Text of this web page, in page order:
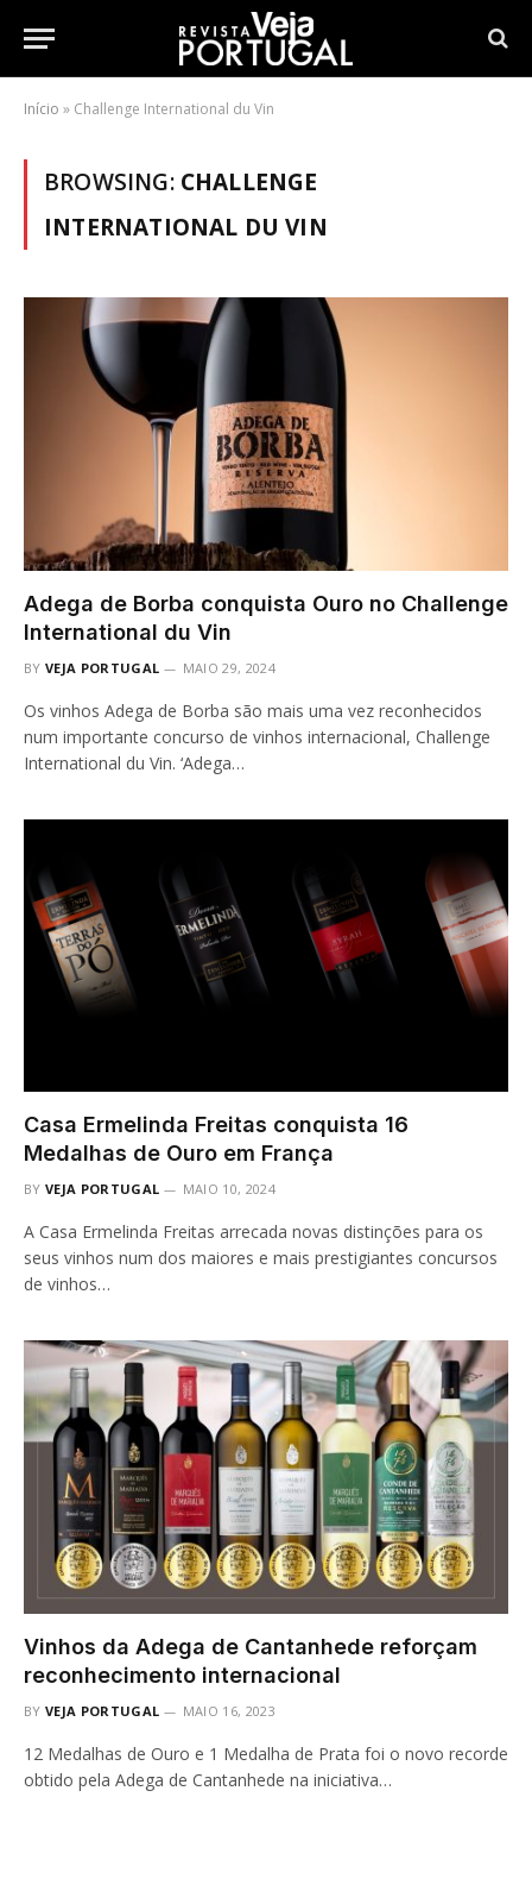
Início » Challenge International du Vin
BROWSING: CHALLENGE
INTERNATIONAL DU VIN
Adega de Borba conquista Ouro no Challenge
International du Vin
BY VEJA PORTUGAL MAIO 29, 2024
Os vinhos Adega de Borba são mais uma vez reconhecidos
num importante concurso de vinhos internacional, Challenge
International du Vin. ‘Adega…
Casa Ermelinda Freitas conquista 16
Medalhas de Ouro em França
BY VEJA PORTUGAL MAIO 10, 2024
A Casa Ermelinda Freitas arrecada novas distinções para os
seus vinhos num dos maiores e mais prestigiantes concursos
de vinhos…
Vinhos da Adega de Cantanhede reforçam
reconhecimento internacional
BY VEJA PORTUGAL MAIO 16, 2023
12 Medalhas de Ouro e 1 Medalha de Prata foi o novo recorde
obtido pela Adega de Cantanhede na iniciativa…